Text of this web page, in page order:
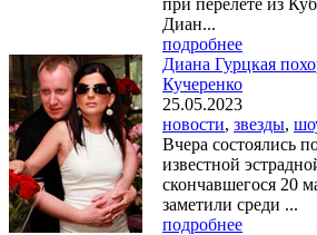
Диан...
подробнее
Диана Гурцкая
Кучеренко
25.05.2023
новости, звезды,
Вчера состоялись
известной
скончавшегося 20
заметили среди ...
подробнее